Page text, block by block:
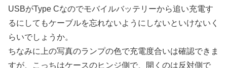
USBがType Cなのでモバイルバッテリーから追い充電す
るにしてもケーブルを忘れないようにしないといけないく
らいでしょうか。
ちなみに上の写真のランプの色で充電度合いは確認できま
すが、こっちはケースのヒンジ側で、開くのは反対側で